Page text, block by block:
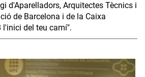
d'Aparelladors, Arquitectes Tècnics i
de Barcelona i de la Caixa
l'inici del teu camí".